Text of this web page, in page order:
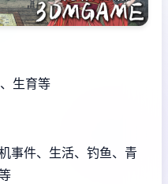
生育等
事件、生活、钓鱼、青